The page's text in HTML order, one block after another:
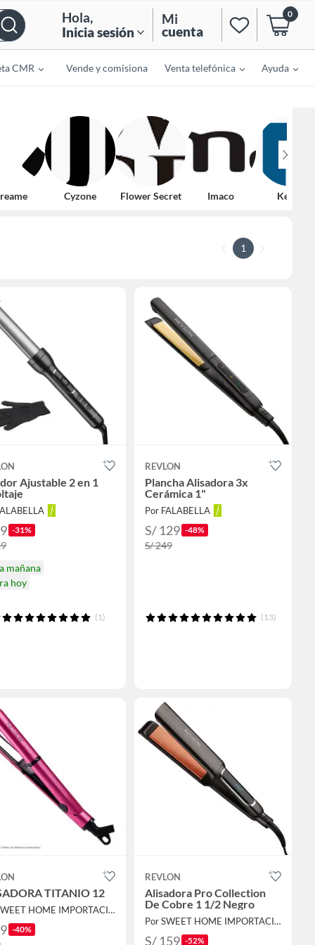
Hola,
Inicia sesión
Mi
cuenta
0
CMR Vende y comisiona Venta telefónica Ayuda
Cyzone Flower Secret Imaco Kemei
1
Ajustable 2 en 1
-31%
mañana
hoy
(1)
REVLON
Plancha Alisadora 3x
Cerámica 1"
Por FALABELLA
S/ 129 -48%
S/ 249
(13)
TITANIO 12
Por SWEET HOME IMPORTACIONES
-40%
REVLON
Alisadora Pro Collection
De Cobre 1 1/2 Negro
Por SWEET HOME IMPORTACIONES
S/ 159 -52%